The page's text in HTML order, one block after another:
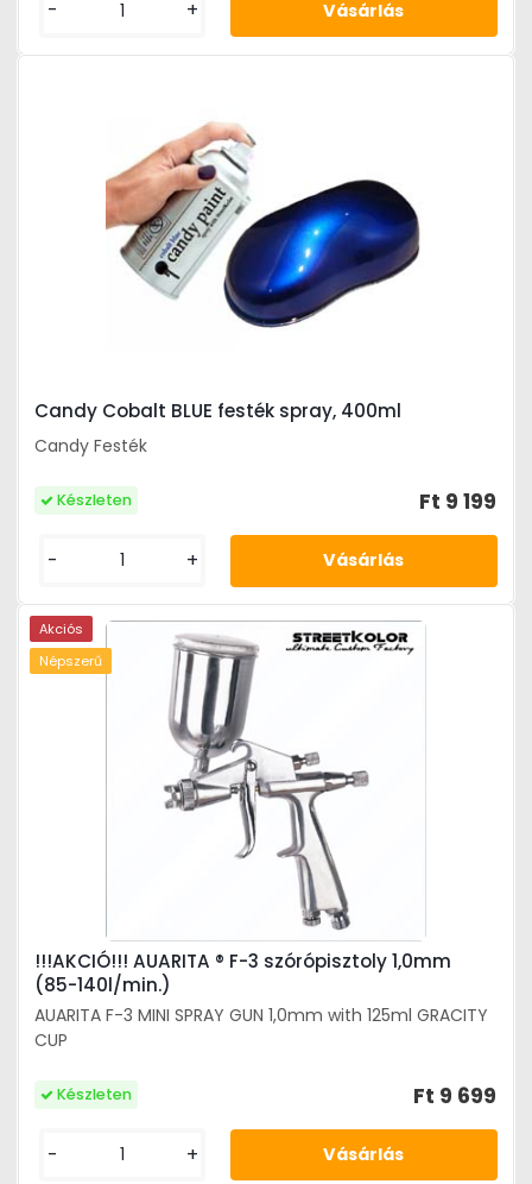
- +
Candy Cobalt BLUE festék spray, 400ml
Candy Festék
Ft 9 199
Készleten
- +
!!!AKCIÓ!!! AUARITA ® F-3 szórópisztoly 1,0mm
(85-140l/min.)
AUARITA F-3 MINI SPRAY GUN 1,0mm with 125ml GRACITY
CUP
Ft 9 699
Készleten
- +
Akciós
Népszerű